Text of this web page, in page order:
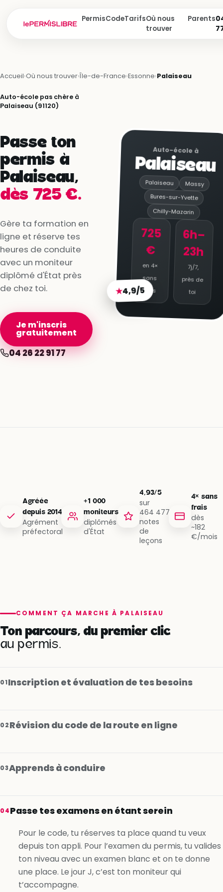
PermisCodeTarifsOù nous
trouver
Parents
Accueil›Où nous trouver›Île-de-France›Essonne›Palaiseau
Auto-école pas chère à
Palaiseau (91120)
Passe ton
permis à
Palaiseau,
dès 725 €.
Gère ta formation en
ligne et réserve tes
heures de conduite
avec un moniteur
diplômé d'État près
de chez toi.
Je m'inscris
gratuitement
04 26 22 91 77
Auto-école à
Palaiseau
Palaiseau Massy
Bures-sur-Yvette
Chilly-Mazarin
725
€
en 4×
sans
frais
6h–
23h
7j/7,
près de
toi
★4,9/5
Agréée
depuis 2014
Agrément
préfectoral
+1 000
moniteurs
diplômés
d'État
4,93/5
sur
464 477
notes
de
leçons
4× sans
frais
dès
~182
€/mois
COMMENT ÇA MARCHE À PALAISEAU
Ton parcours, du premier clic
au permis.
01Inscription et évaluation de tes besoins
02Révision du code de la route en ligne
03Apprends à conduire
Je m’inscris gratuitement
04Passe tes examens en étant serein
Pour le code, tu réserves ta place quand tu veux
depuis ton appli. Pour l’examen du permis, tu valides
ton niveau avec un examen blanc et on te donne
une place. Le jour J, c’est ton moniteur qui
t’accompagne.